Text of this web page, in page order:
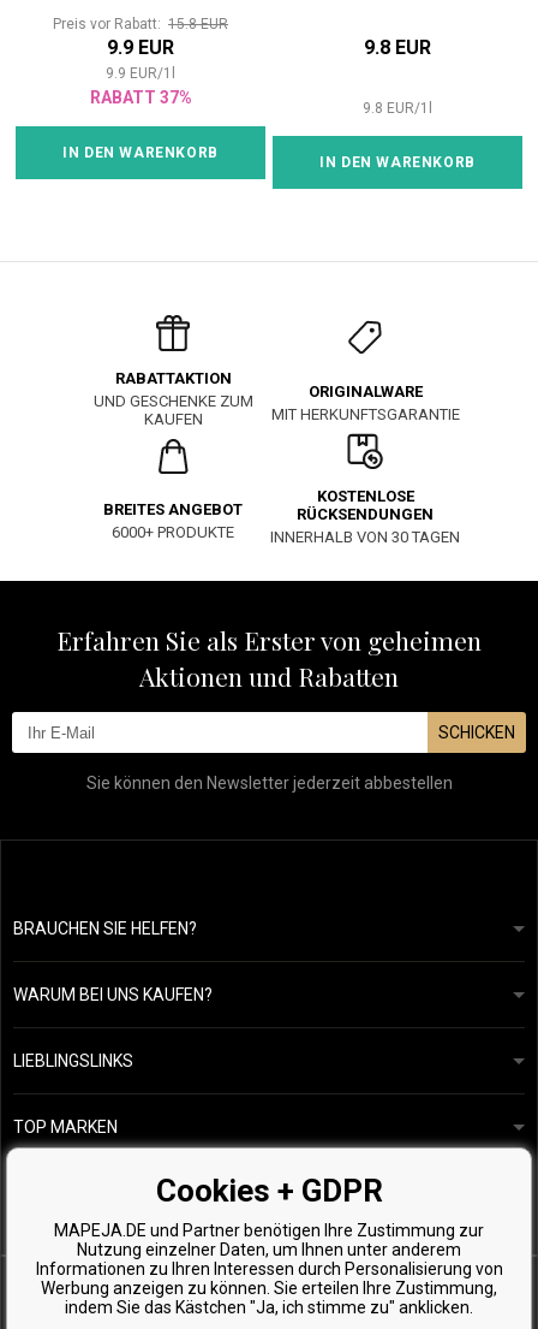
Preis vor Rabatt: 15.8 EUR
9.9 EUR
9.9 EUR/1
RABATT 37%
IN DEN WARENKORB
9.8 EUR
9.8 EUR/1
IN DEN WARENKORB
RABATTAKTION
UND GESCHENKE ZUM
KAUFEN
ORIGINALWARE
MIT HERKUNFTSGARANTIE
BREITES ANGEBOT
6000+ PRODUKTE
KOSTENLOSE
RÜCKSENDUNGEN
INNERHALB VON 30 TAGEN
Erfahren Sie als Erster von geheimen
Aktionen und Rabatten
SCHICKEN
Sie können den Newsletter jederzeit abbestellen
BRAUCHEN SIE HELFEN?
info@mapeja.de
Wir werden innerhalb von 24 Stunden antworten.
WARUM BEI UNS KAUFEN?
Allgemeine geschäftsbedingungen
Datenschutzerklärung
Übersicht über Zahlungen und Versand
Rückgabe von Waren
LIEBLINGSLINKS
Unsere Geschichte
Kostenlose Produktproben
TOP MARKEN
Kérastase
Wella Professionals
Zenz Organic
Cookies + GDPR
MAPEJA.DE und Partner benötigen Ihre Zustimmung zur
Nutzung einzelner Daten, um Ihnen unter anderem
Informationen zu Ihren Interessen durch Personalisierung von
Werbung anzeigen zu können. Sie erteilen Ihre Zustimmung,
indem Sie das Kästchen "Ja, ich stimme zu" anklicken.